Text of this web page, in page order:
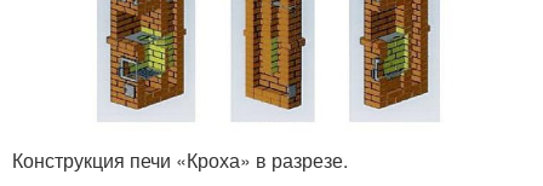
Конструкция печи «Кроха» в разрезе.